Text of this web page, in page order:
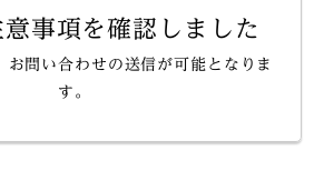
意事項を確認しました
問い合わせの送信が可能となりま
す。